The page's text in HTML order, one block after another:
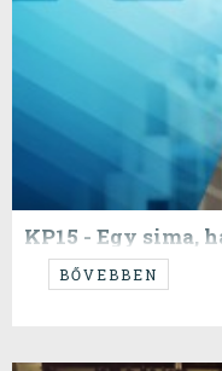
KP15 - Egy sima,
BŐVEBBEN